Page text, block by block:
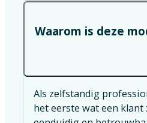
Waarom is deze
Als zelfstandig
het eerste wat een